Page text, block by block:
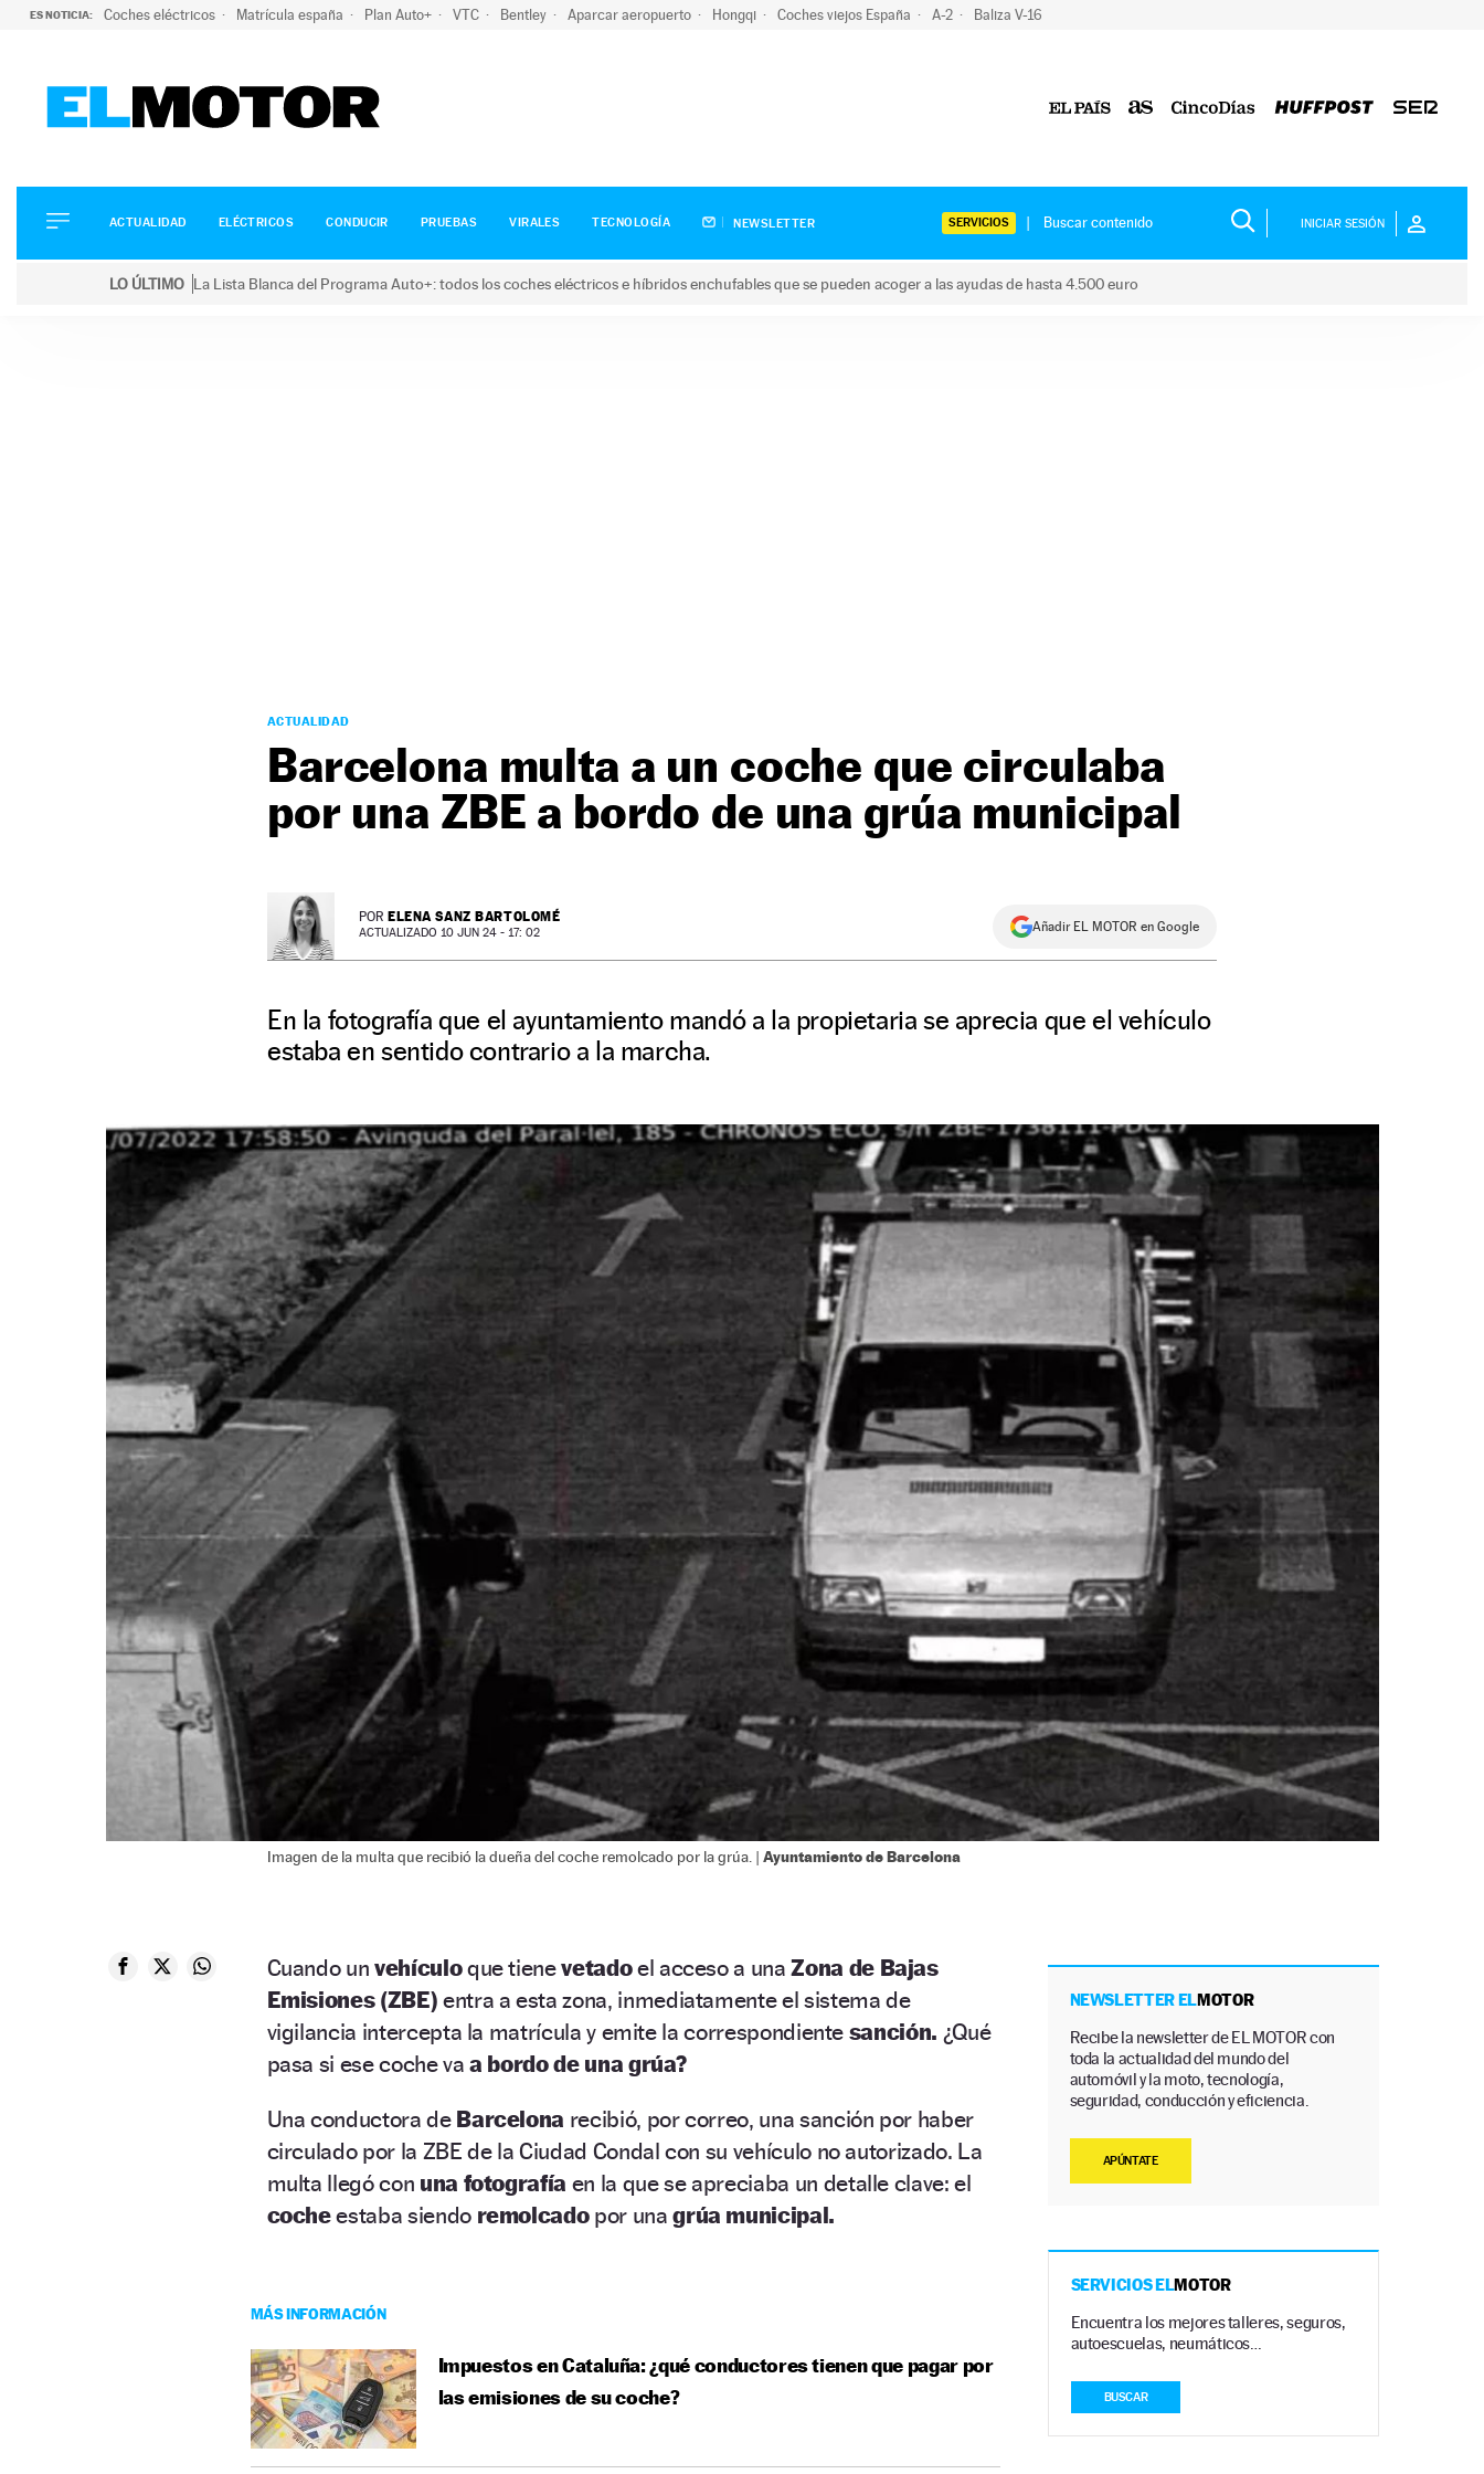
ES NOTICIA: Coches eléctricos Matrícula españa Plan Auto+ VTC Bentley Aparcar aeropuerto Hongqi Coches viejos España A-2 Baliza V-16
ELÉCTRICOS
CONDUCIR
ACTUALIDAD ELÉCTRICOS CONDUCIR PRUEBAS VIRALES TECNOLOGÍA NEWSLETTER SERVICIOS INICIAR SESIÓN
LO ÚLTIMO La Lista Blanca del Programa Auto+: todos los coches eléctricos e híbridos enchufables que se pueden acoger a las ayudas de hasta 4.500 euro
ACTUALIDAD
Barcelona multa a un coche que circulaba
por una ZBE a bordo de una grúa municipal
POR ELENA SANZ BARTOLOMÉ
ACTUALIZADO 10 JUN 24 - 17: 02 Añadir EL MOTOR en Google
En la fotografía que el ayuntamiento mandó a la propietaria se aprecia que el vehículo
estaba en sentido contrario a la marcha.
Imagen de la multa que recibió la dueña del coche remolcado por la grúa. | Ayuntamiento de Barcelona
Cuando un vehículoque tienevetadoel acceso a unaZona de Bajas
Emisiones (ZBE) entra a esta zona, inmediatamente el sistema de
vigilancia intercepta la matrícula y emite la correspondiente sanción. ¿Qué
pasa si ese coche va a bordo de una grúa?
Una conductora de Barcelona recibió, por correo, una sanción por haber
circulado por la ZBE de la Ciudad Condal con su vehículo no autorizado. La
multa llegó con una fotografía en la que se apreciaba un detalle clave: el
cocheestaba siendo remolcado por unagrúa municipal.
MÁS INFORMACIÓN
Impuestos en Cataluña: ¿qué conductores tienen que pagar por
las emisiones de su coche?
NEWSLETTER ELMOTOR
Recibe la newsletter de EL MOTOR con
toda la actualidad del mundo del
automóvil y la moto, tecnología,
seguridad, conducción y eficiencia.
APÚNTATE
SERVICIOS ELMOTOR
Encuentra los mejores talleres, seguros,
autoescuelas, neumáticos…
BUSCAR